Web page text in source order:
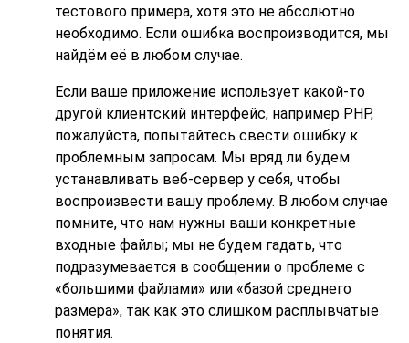
тестового примера, хотя это не абсолютно
необходимо. Если ошибка воспроизводится, мы
найдём её в любом случае.
Если ваше приложение использует какой-то
другой клиентский интерфейс, например PHP,
пожалуйста, попытайтесь свести ошибку к
проблемным запросам. Мы вряд ли будем
устанавливать веб-сервер у себя, чтобы
воспроизвести вашу проблему. В любом случае
помните, что нам нужны ваши конкретные
входные файлы; мы не будем гадать, что
подразумевается в сообщении о проблеме с
«большими файлами» или «базой среднего
размера», так как это слишком расплывчатые
понятия.